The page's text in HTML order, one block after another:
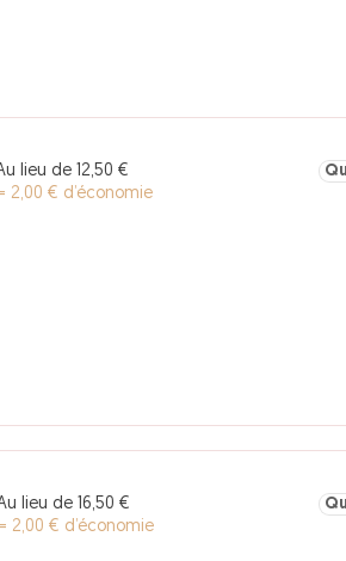
lieu de 12,50 €
2,00 € d’économie
lieu de 16,50 €
2,00 € d’économie